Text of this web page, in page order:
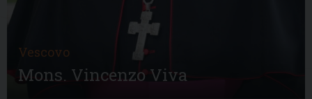
Vescovo
Mons. Vincenzo Viva